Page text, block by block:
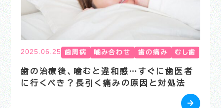
2025.06.25 歯周病 嚙み合わせ 歯の痛み むし歯
歯の治療後、噛むと違和感…すぐに歯医者
に行くべき？長引く痛みの原因と対処法